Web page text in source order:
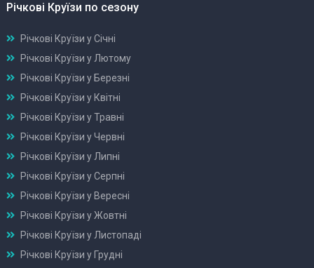
Річкові Круїзи по сезону
Річкові Круїзи у Січні
Річкові Круїзи у Лютому
Річкові Круїзи у Березні
Річкові Круїзи у Квітні
Річкові Круїзи у Травні
Річкові Круїзи у Червні
Річкові Круїзи у Липні
Річкові Круїзи у Серпні
Річкові Круїзи у Вересні
Річкові Круїзи у Жовтні
Річкові Круїзи у Листопаді
Річкові Круїзи у Грудні